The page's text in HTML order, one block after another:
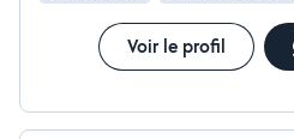
Voir le profil